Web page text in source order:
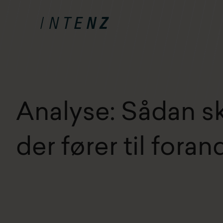
Analyse: Sådan
der fører til